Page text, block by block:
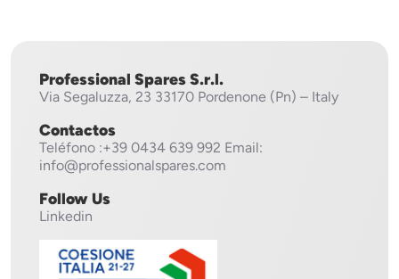
Professional Spares S.r.l.
Via Segaluzza, 23 33170 Pordenone (Pn) – Italy
Contactos
Teléfono :+39 0434 639 992 Email:
info@professionalspares.com
Follow Us
Linkedin